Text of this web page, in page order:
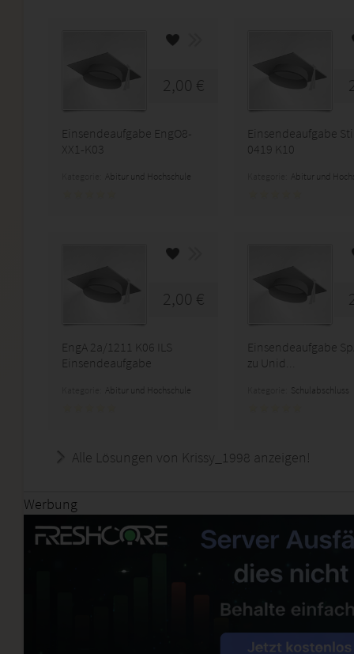
2,00 €
Einsendeaufgabe EngO8-
XX1-K03
Abitur und Hochschule
Einsendeaufgabe
0419 K10
Abitur und
2,00 €
EngA 2a/1211 K06 ILS
Einsendeaufgabe
Abitur und Hochschule
Einsendeaufgabe
zu Unid...
Schulabschluss
Alle Lösungen von Krissy_1998 anzeigen!
Werbung